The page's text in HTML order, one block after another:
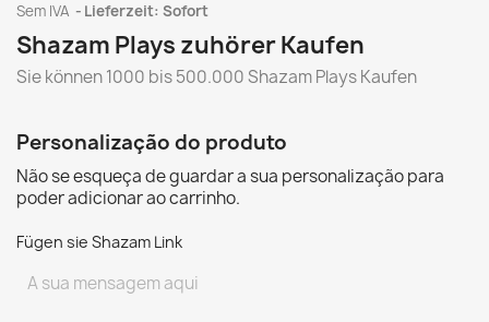
Sem IVA Lieferzeit: Sofort
Shazam Plays zuhörer Kaufen
Sie können 1000 bis 500.000 Shazam Plays Kaufen
Personalização do produto
Não se esqueça de guardar a sua personalização para
poder adicionar ao carrinho.
Fügen sie Shazam Link